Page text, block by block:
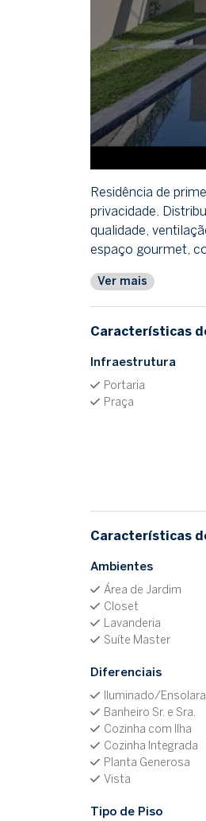
Residência de
privacidade.
qualidade,
espaço gourmet,
Ver mais
Características
Infraestrutura
Portaria
Praça
Características
Ambientes
Área de Jardim
Closet
Lavanderia
Suíte Master
Diferenciais
Iluminado/
Banheiro Sr. e Sra.
Cozinha com Ilha
Cozinha Integrada
Planta Generosa
Vista
Tipo de Piso